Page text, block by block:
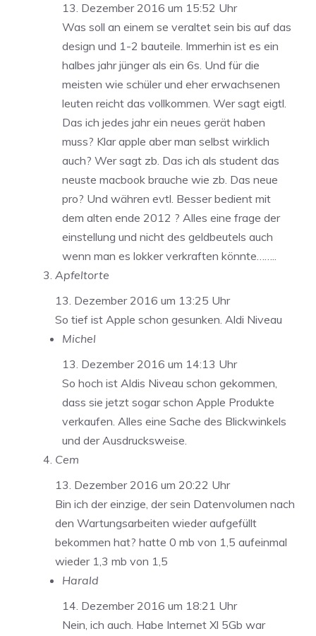
13. Dezember 2016 um 15:52 Uhr
Was soll an einem se veraltet sein bis auf das
design und 1-2 bauteile. Immerhin ist es ein
halbes jahr jünger als ein 6s. Und für die
meisten wie schüler und eher erwachsenen
leuten reicht das vollkommen. Wer sagt eigtl.
Das ich jedes jahr ein neues gerät haben
muss? Klar apple aber man selbst wirklich
auch? Wer sagt zb. Das ich als student das
neuste macbook brauche wie zb. Das neue
pro? Und währen evtl. Besser bedient mit
dem alten ende 2012 ? Alles eine frage der
einstellung und nicht des geldbeutels auch
wenn man es lokker verkraften könnte……..
Apfeltorte
13. Dezember 2016 um 13:25 Uhr
So tief ist Apple schon gesunken. Aldi Niveau
Michel
13. Dezember 2016 um 14:13 Uhr
So hoch ist Aldis Niveau schon gekommen,
dass sie jetzt sogar schon Apple Produkte
verkaufen. Alles eine Sache des Blickwinkels
und der Ausdrucksweise.
Cem
13. Dezember 2016 um 20:22 Uhr
Bin ich der einzige, der sein Datenvolumen nach
den Wartungsarbeiten wieder aufgefüllt
bekommen hat? hatte 0 mb von 1,5 aufeinmal
wieder 1,3 mb von 1,5
Harald
14. Dezember 2016 um 18:21 Uhr
Nein, ich auch. Habe Internet Xl 5Gb war